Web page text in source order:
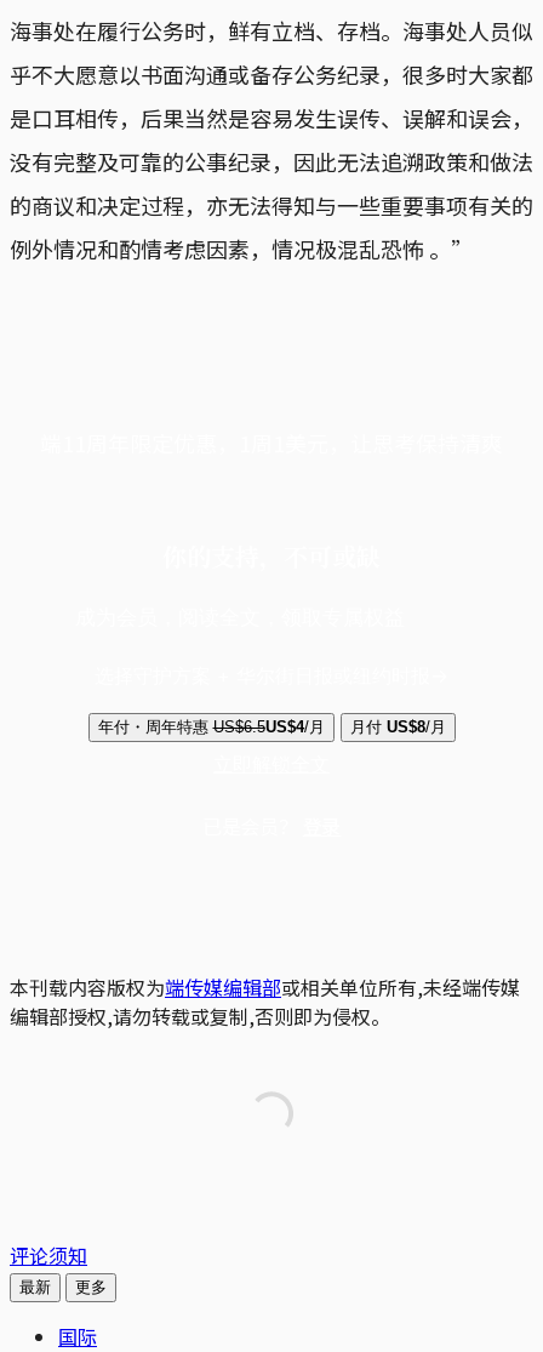
海事处在履行公务时，鲜有立档、存档。海事处人员似
乎不大愿意以书面沟通或备存公务纪录，很多时大家都
是口耳相传，后果当然是容易发生误传、误解和误会，
没有完整及可靠的公事纪录，因此无法追溯政策和做法
的商议和决定过程，亦无法得知与一些重要事项有关的
例外情况和酌情考虑因素，情况极混乱恐怖 。”
年付・周年特惠 US$6.5US$4/月 月付 US$8/月
本刊载内容版权为端传媒编辑部或相关单位所有,未经端传媒
编辑部授权,请勿转载或复制,否则即为侵权。
评论须知
最新 更多
国际